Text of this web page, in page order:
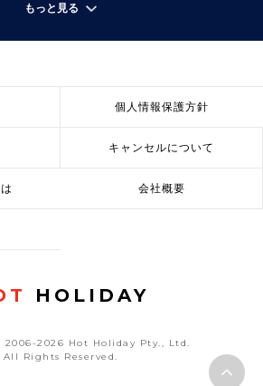
もっと見る
個人情報保護方針
キャンセルについて
会社概要
HOLIDAY
2026 Hot Holiday Pty., Ltd.
All Rights Reserved.